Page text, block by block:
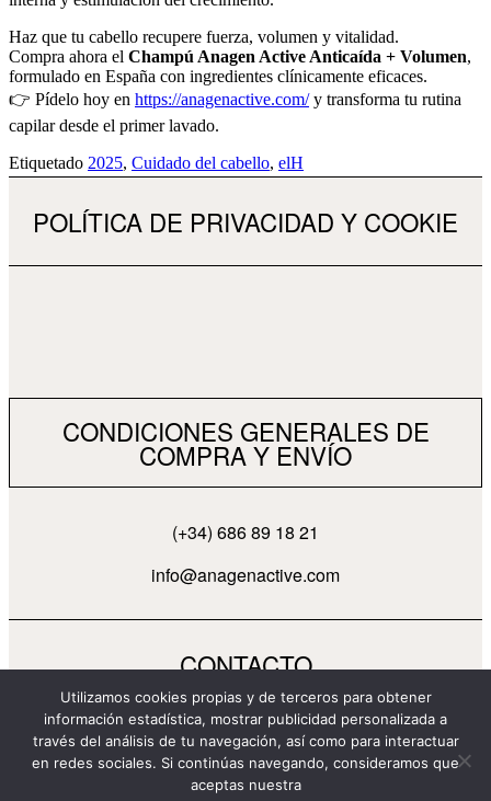
Haz que tu cabello recupere fuerza, volumen y vitalidad.
Compra ahora el Champú Anagen Active Anticaída + Volumen,
formulado en España con ingredientes clínicamente eficaces.
👉 Pídelo hoy en https://anagenactive.com/y transforma tu rutina
capilar desde el primer lavado.
Etiquetado 2025, Cuidado del cabello, elH
POLÍTICA DE PRIVACIDAD Y COOKIE
CONDICIONES GENERALES DE
COMPRA Y ENVÍO
(+34) 686 89 18 21
info@anagenactive.com
CONTACTO
Utilizamos cookies propias y de terceros para obtener
información estadística, mostrar publicidad personalizada a
través del análisis de tu navegación, así como para interactuar
en redes sociales. Si continúas navegando, consideramos que
aceptas nuestra